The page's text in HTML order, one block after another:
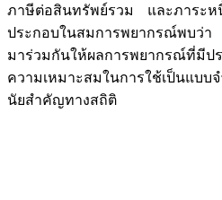
ภาษีต่อสินทรัพย์รวม และภาระห
ประกอบในสมการพยากรณ์พบว่
มาร่วมกันให้ผลการพยากรณ์ที่มี
ความเหมาะสมในการใช้เป็นแบบ
นัยสำคัญทางสถิติ